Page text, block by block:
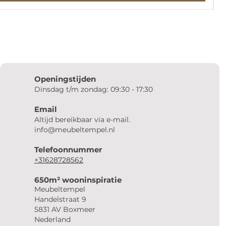
Openingstijden
Dinsdag t/m zondag: 09:30 - 17:30
Email
Altijd bereikbaar via e-mail.
info@meubeltempel.nl
Telefoonnummer
+31628728562
650m² wooninspiratie
Meubeltempel
Handelstraat 9
5831 AV Boxmeer
Nederland